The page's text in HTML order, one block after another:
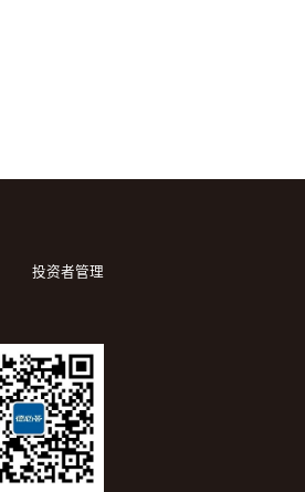
投资者管理